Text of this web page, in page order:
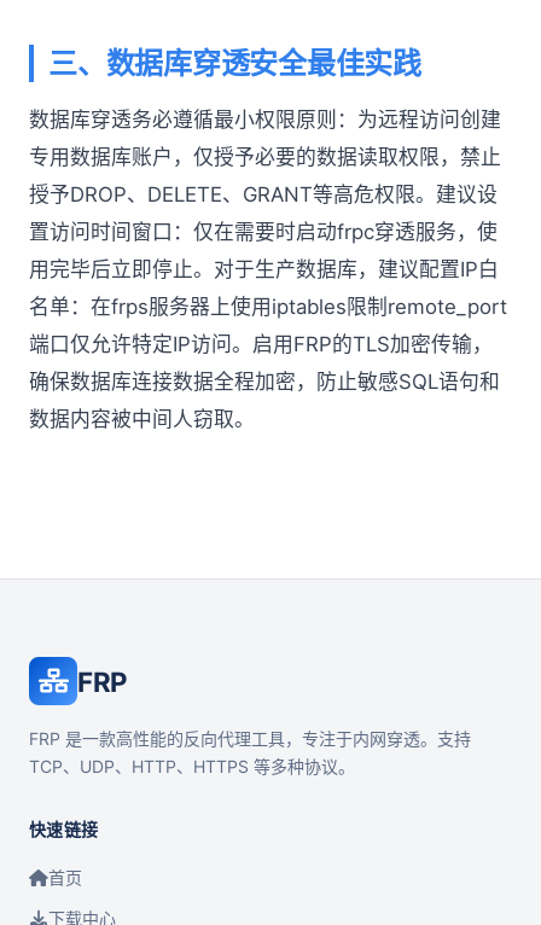
三、数据库穿透安全最佳实践
数据库穿透务必遵循最小权限原则：为远程访问创建
专用数据库账户，仅授予必要的数据读取权限，禁止
授予DROP、DELETE、GRANT等高危权限。建议设
置访问时间窗口：仅在需要时启动frpc穿透服务，使
用完毕后立即停止。对于生产数据库，建议配置IP白
名单：在frps服务器上使用iptables限制remote_port
端口仅允许特定IP访问。启用FRP的TLS加密传输，
确保数据库连接数据全程加密，防止敏感SQL语句和
数据内容被中间人窃取。
FRP
FRP 是一款高性能的反向代理工具，专注于内网穿透。支持
TCP、UDP、HTTP、HTTPS 等多种协议。
快速链接
首页
下载中心